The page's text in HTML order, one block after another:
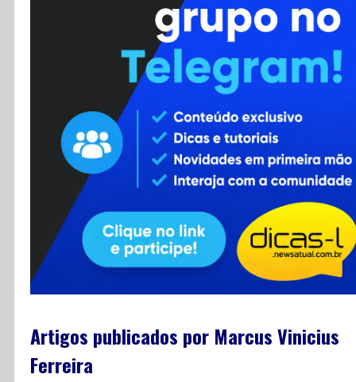
Contato
RSS
Artigos publicados por Marcus Vinicius
Ferreira